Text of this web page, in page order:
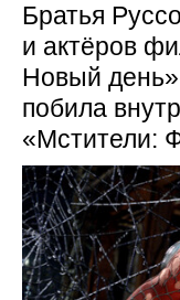
Братья
и актёров
Новый день»
побила
«Мстители: